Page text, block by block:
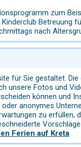
zum
Betreuung
nach
für Sie gestaltet.
unsere Fotos und
können und
anonymes
zu erfüllen,
Vorschläge
Ferien auf Kreta